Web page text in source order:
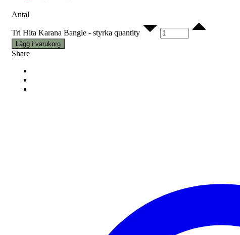
Antal
Tri Hita Karana Bangle - styrka quantity
Lägg i varukorg
Share